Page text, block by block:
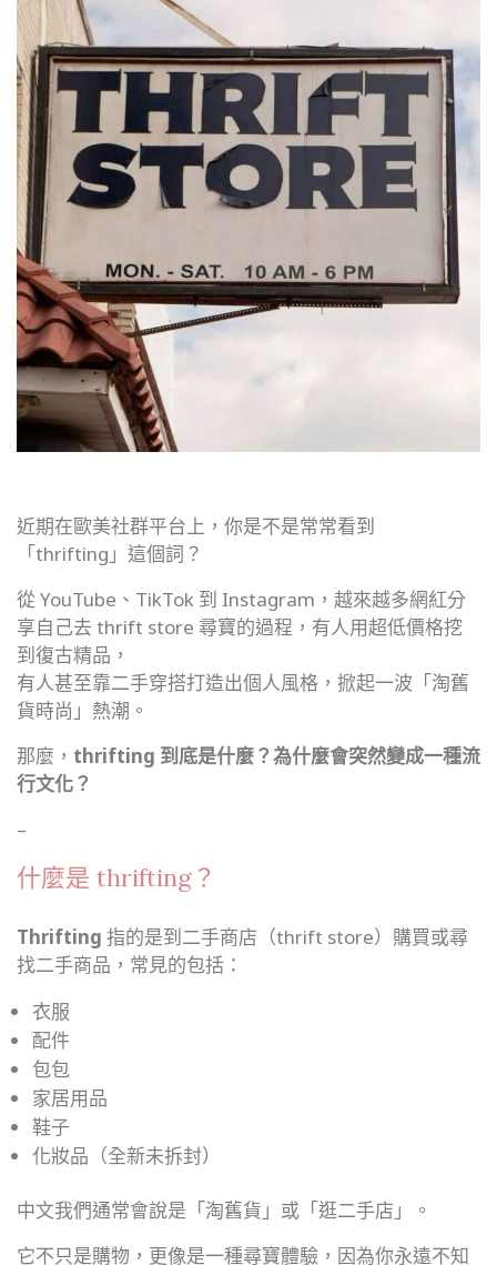
近期在歐美社群平台上，你是不是常常看到
「thrifting」這個詞？
從 YouTube、TikTok 到 Instagram，越來越多網紅分
享自己去 thrift store 尋寶的過程，有人用超低價格挖
到復古精品，
有人甚至靠二手穿搭打造出個人風格，掀起一波「淘舊
貨時尚」熱潮。
那麼， thrifting 到底是什麼？為什麼會突然變成一種流
行文化？
–
什麼是 thrifting？
Thrifting 指的是到二手商店（thrift store）購買或尋
找二手商品，常見的包括：
衣服
配件
包包
家居用品
鞋子
化妝品（全新未拆封）
中文我們通常會說是「淘舊貨」或「逛二手店」。
它不只是購物，更像是一種尋寶體驗，因為你永遠不知